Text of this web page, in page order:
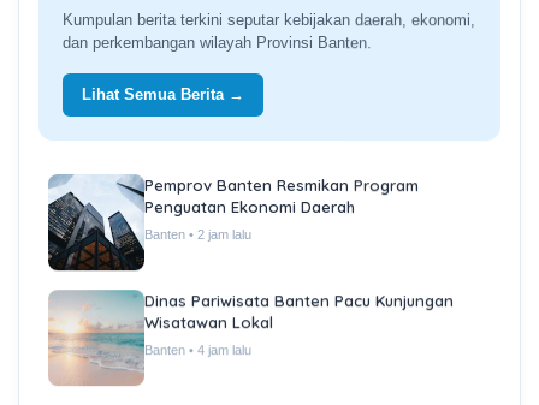
Kumpulan berita terkini seputar kebijakan daerah, ekonomi,
dan perkembangan wilayah Provinsi Banten.
Lihat Semua Berita →
Pemprov Banten Resmikan Program
Penguatan Ekonomi Daerah
Banten • 2 jam lalu
Dinas Pariwisata Banten Pacu Kunjungan
Wisatawan Lokal
Banten • 4 jam lalu